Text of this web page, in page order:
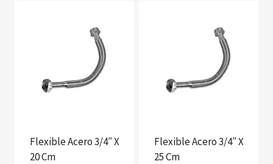
Flexible Acero 3/4″ X
20 Cm
Flexible Acero 3/4″ X
25 Cm